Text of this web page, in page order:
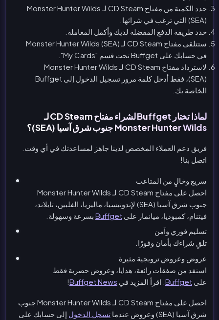
حدد الكمية من مفتاح CD Steam لـ Monster Hunter Wilds
(SEA) التي ترغب في شرائها.
حدد طريقة الدفع المفضلة لديك وأكمل المعاملة.
ستتلقى مفتاح CD Steam لـ Monster Hunter Wilds (SEA)
في حسابك على Buffget تحت قسم "My Cards".
لاسترداد مفتاح CD Steam لـ Monster Hunter Wilds
(SEA)، فقط أدخل كلمة مرور تسجيل الدخول إلى Buffget
الخاصة بك.
لماذا تختار Buffget لشراء مفتاح CD Steam لـ
Monster Hunter Wilds جنوب شرق آسيا (SEA)؟
فريق دعم العملاء المخصص لدينا جاهز لمساعدتك في أي وقت.
اتصل بنا!
سريع وخالٍ من المتاعب
احصل على مفتاح CD Steam لـ Monster Hunter Wilds
جنوب شرق آسيا (SEA) لإندونيسيا، ماليزيا، الفلبين، تايلاند،
فيتنام، كمبوديا، ميانمار على Buffget بسرعة وسهولة.
تسليم فوري وآمن
تلقِ شراءك بأمان وفورًا.
عروض وعروض ترويجية مثيرة
استفد من صفقات رائعة، هدايا، وعروض حصرية فقط
على Buffget . اقرأ المزيد في Buffget News
!
احصل على مفتاح CD Steam لـ Monster Hunter Wilds جنوب
شرق آسيا (SEA) وعروض عندما
تسجل الدخول إلى حسابك على